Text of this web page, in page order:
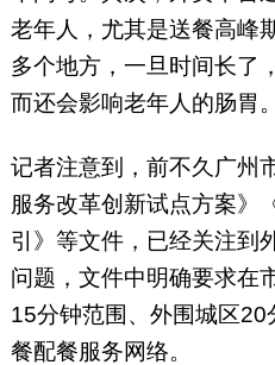
老年人，尤其是送餐高峰
多个地方，一旦时间长了
而还会影响老年人的肠胃
记者注意到，前不久广州
服务改革创新试点方案》
引》等文件，已经关注到
问题，文件中明确要求在
15分钟范围、外围城区
餐配餐服务网络。